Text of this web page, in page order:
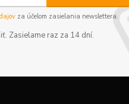
za účelom zasielania newslettera.
Zasielame raz za 14 dní.